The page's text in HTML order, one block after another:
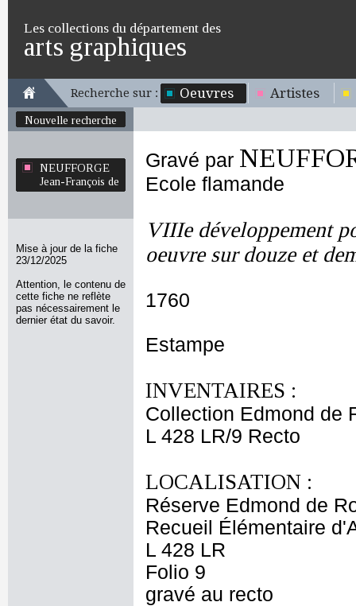
Les collections du département des
arts graphiques
Recherche sur : Oeuvres Artistes
Nouvelle recherche
NEUFFORGE
Jean-François de
Mise à jour de la fiche
23/12/2025
Attention, le contenu de
cette fiche ne reflète
pas nécessairement le
dernier état du savoir.
Gravé par
Ecole flamande
VIIIe développement
oeuvre sur douze et
1760
Estampe
INVENTAIRES :
Collection Edmond de
L 428 LR/9 Recto
LOCALISATION :
Réserve Edmond de
Recueil Élémentaire
L 428 LR
Folio 9
gravé au recto